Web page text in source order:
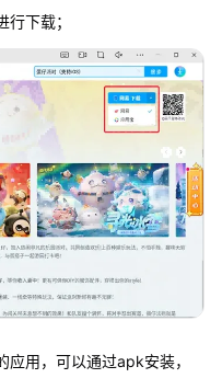
下载；
用，可以通过apk安装，